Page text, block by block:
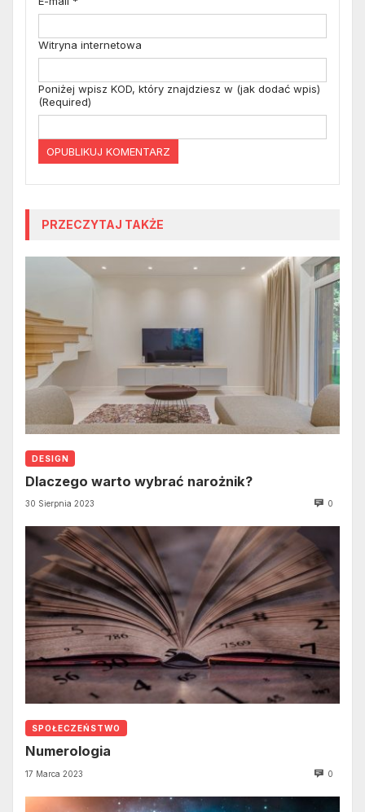
Witryna internetowa
Poniżej wpisz KOD, który znajdziesz w (jak dodać wpis)
(Required)
PRZECZYTAJ TAKŻE
DESIGN
Dlaczego warto wybrać narożnik?
30 Sierpnia 2023 0
SPOŁECZEŃSTWO
Numerologia
17 Marca 2023 0